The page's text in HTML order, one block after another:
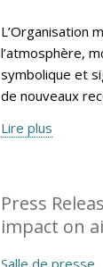
L’Organisation
l’atmosphère,
symbolique et
de nouveaux
Lire plus
Press
impact on
Salle de presse